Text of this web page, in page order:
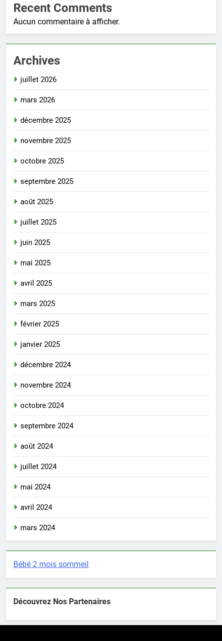
Recent Comments
Aucun commentaire à afficher.
Archives
juillet 2026
mars 2026
décembre 2025
novembre 2025
octobre 2025
septembre 2025
août 2025
juillet 2025
juin 2025
mai 2025
avril 2025
mars 2025
février 2025
janvier 2025
décembre 2024
novembre 2024
octobre 2024
septembre 2024
août 2024
juillet 2024
mai 2024
avril 2024
mars 2024
Bébé 2 mois sommeil
Découvrez Nos Partenaires